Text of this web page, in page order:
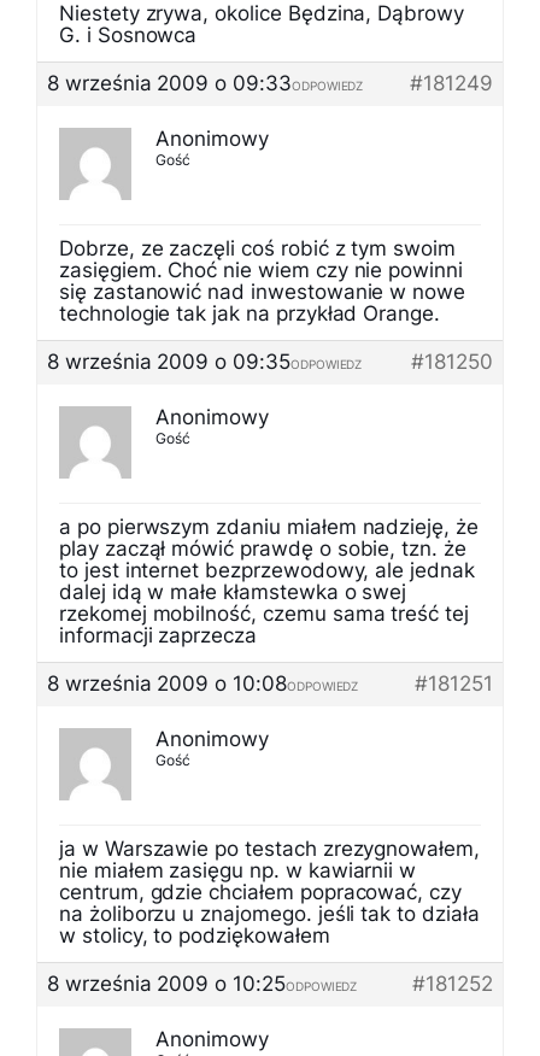
Niestety zrywa, okolice Będzina, Dąbrowy
G. i Sosnowca
8 września 2009 o 09:33
#181249
ODPOWIEDZ
Anonimowy
Gość
Dobrze, ze zaczęli coś robić z tym swoim
zasięgiem. Choć nie wiem czy nie powinni
się zastanowić nad inwestowanie w nowe
technologie tak jak na przykład Orange.
8 września 2009 o 09:35
#181250
ODPOWIEDZ
Anonimowy
Gość
a po pierwszym zdaniu miałem nadzieję, że
play zaczął mówić prawdę o sobie, tzn. że
to jest internet bezprzewodowy, ale jednak
dalej idą w małe kłamstewka o swej
rzekomej mobilność, czemu sama treść tej
informacji zaprzecza
8 września 2009 o 10:08
#181251
ODPOWIEDZ
Anonimowy
Gość
ja w Warszawie po testach zrezygnowałem,
nie miałem zasięgu np. w kawiarnii w
centrum, gdzie chciałem popracować, czy
na żoliborzu u znajomego. jeśli tak to działa
w stolicy, to podziękowałem
8 września 2009 o 10:25
#181252
ODPOWIEDZ
Anonimowy